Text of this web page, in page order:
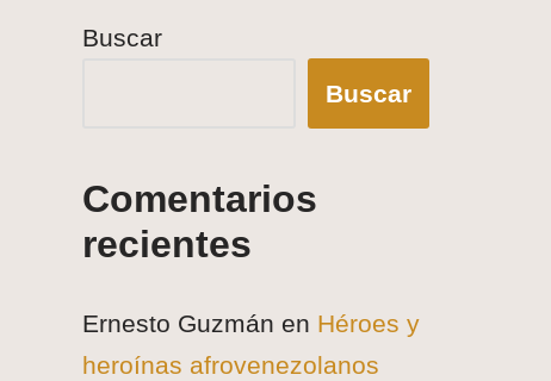
Buscar
Buscar
Comentarios
recientes
Ernesto Guzmán en Héroes y
heroínas afrovenezolanos